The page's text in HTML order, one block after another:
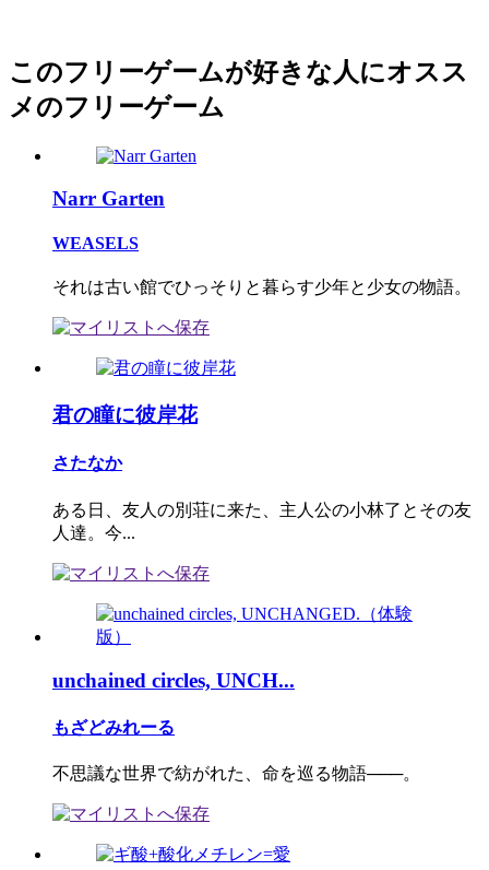
このフリーゲームが好きな人にオスス
メのフリーゲーム
Narr Garten
WEASELS
それは古い館でひっそりと暮らす少年と少女の物語。
君の瞳に彼岸花
さたなか
ある日、友人の別荘に来た、主人公の小林了とその友
人達。今...
unchained circles, UNCH...
もざどみれーる
不思議な世界で紡がれた、命を巡る物語───。